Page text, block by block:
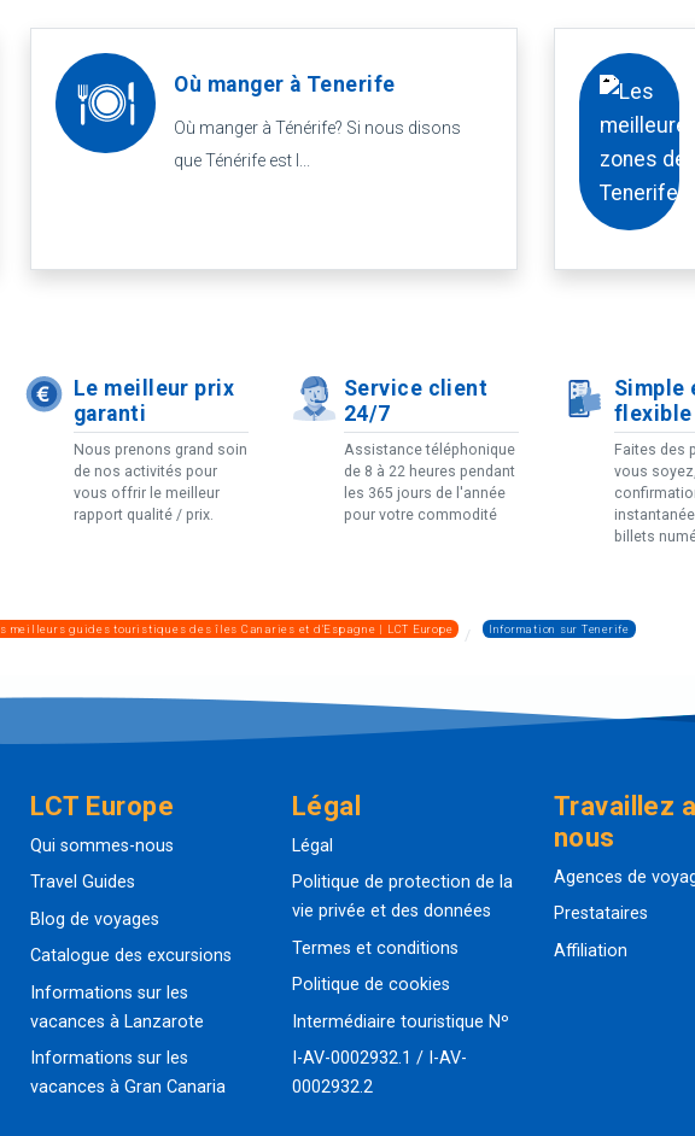
Où manger à Tenerife
Où manger à Ténérife? Si nous disons
que Ténérife est l...
Le meilleur prix
garanti
Nous prenons grand soin
de nos activités pour
vous offrir le meilleur
rapport qualité / prix.
Service client
24/7
Assistance téléphonique
de 8 à 22 heures pendant
les 365 jours de l'année
pour votre commodité
Simple
flexible
Faites des
vous
billets
meilleurs guides touristiques des îles Canaries et d'Espagne | LCT Europe Information sur Tenerife
LCT Europe
Qui sommes-nous
Travel Guides
Blog de voyages
Catalogue des excursions
Informations sur les
vacances à Lanzarote
Informations sur les
vacances à Gran Canaria
Légal
Légal
Politique de protection de la
vie privée et des données
Termes et conditions
Politique de cookies
Intermédiaire touristique Nº
I-AV-0002932.1 / I-AV-
0002932.2
Travaillez
nous
Agences de
Prestataires
Affiliation